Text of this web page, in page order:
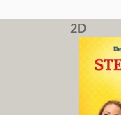
2D